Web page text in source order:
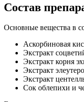
Состав
Основные вещества в
Аскорбиновая
Экстракт
Экстракт корня
Экстракт
Экстракт
Сок облепихи и